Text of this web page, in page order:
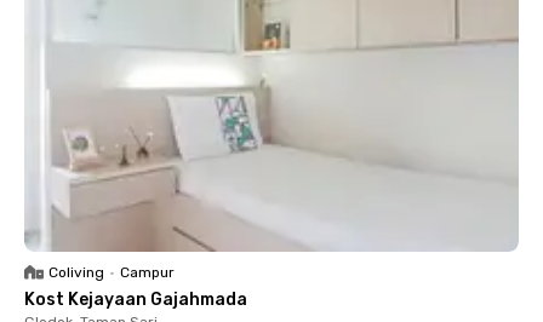
Coliving • Campur
Kost Kejayaan Gajahmada